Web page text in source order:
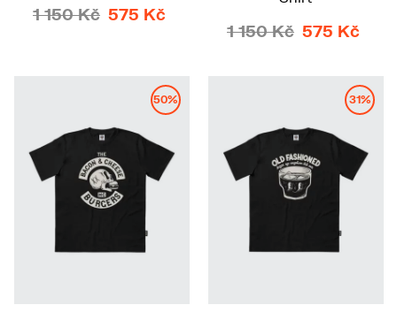
1 150 Kč 575 Kč
1 150 Kč 575 Kč
50% 31%